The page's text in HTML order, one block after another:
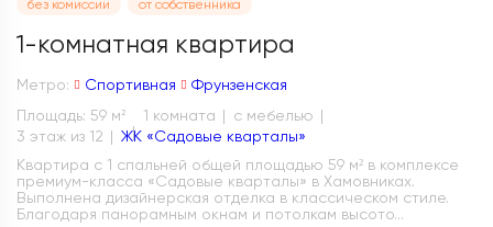
без комиссии от собственника
1-комнатная квартира
Метро: Спортивная
Фрунзенская
Площадь: 59 м 2 1 комната
с мебелью
3 этаж из 12
ЖК «Садовые кварталы»
Квартира с 1 спальней общей площадью 59 м² в комплексе
премиум-класса «Садовые кварталы» в Хамовниках.
Выполнена дизайнерская отделка в классическом стиле.
Благодаря панорамным окнам и потолкам высото...